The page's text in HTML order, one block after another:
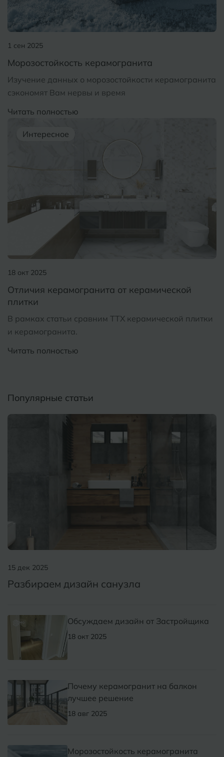
1 сен 2025
Морозостойкость керамогранита
Изучение данных о морозостойкости керамогранита
сэкономят Вам нервы и время
Читать полностью
Интересное
18 окт 2025
Отличия керамогранита от керамической
плитки
В рамках статьи сравним ТТХ керамической плитки
и керамогранита.
Читать полностью
Популярные статьи
15 дек 2025
Разбираем дизайн санузла
Обсуждаем дизайн от Застройщика
18 окт 2025
Почему керамогранит на балкон
лучшее решение
18 авг 2025
Морозостойкость керамогранита
И Иваново
Ижевск
К Казань
Курган
Курганинск
Муром
Тобольск
Тула
Ульяновск
Уфа
Химки
Э Энгельс